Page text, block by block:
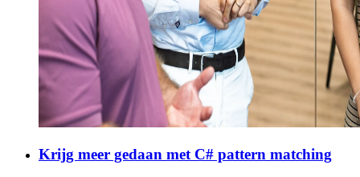
Krijg meer gedaan met C# pattern matching